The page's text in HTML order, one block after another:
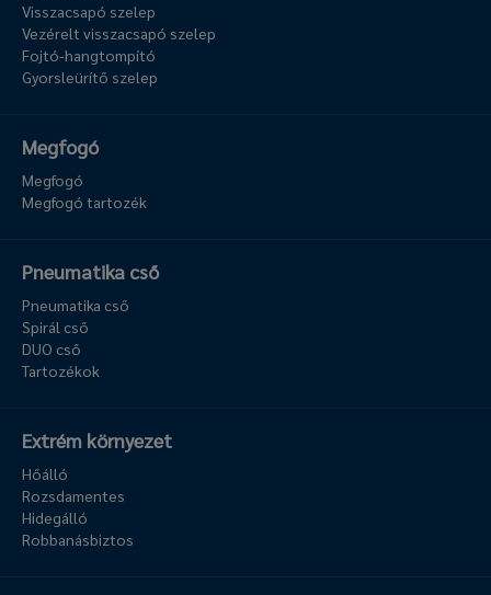
Visszacsapó szelep
Vezérelt visszacsapó szelep
Fojtó-hangtompító
Gyorsleürítő szelep
Megfogó
Megfogó
Megfogó tartozék
Pneumatika cső
Pneumatika cső
Spirál cső
DUO cső
Tartozékok
Extrém környezet
Hőálló
Rozsdamentes
Hidegálló
Robbanásbiztos